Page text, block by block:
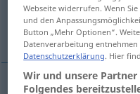
einstecken,
Webseite widerrufen. Wenn
und den
Button „Mehr Optionen“.
Datenverarbeitung entnehmen
Datenschutzerklärung. Hier
Wir und unsere
Folgendes